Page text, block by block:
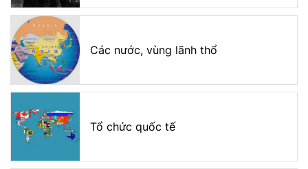
Các nước, vùng lãnh thổ
Tổ chức quốc tế